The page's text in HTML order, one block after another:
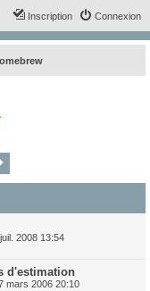
Connexion
Inscription
2008 13:54
d'estimation
mars 2006 20:10